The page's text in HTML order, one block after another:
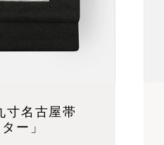
寸名古屋帯
ー」